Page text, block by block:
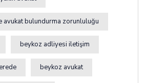
avukat bulundurma zorunluluğu
beykoz adliyesi iletişim
beykoz avukat